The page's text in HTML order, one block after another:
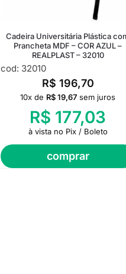
Cadeira Universitária Plástica
Prancheta MDF – COR AZUL –
REALPLAST – 32010
cod: 32010
R$ 196,70
comprar
10x de R$19,67 sem juros
R$ 177,03
à vista no Pix / Boleto